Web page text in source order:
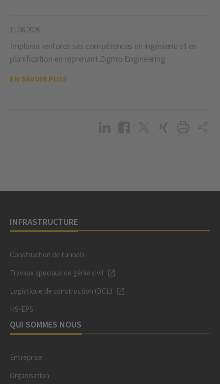
11.06.2026
Implenia renforce ses compétences en ingénierie et en
planification en reprenant Zigmo Engineering
EN SAVOIR PLUS
INFRASTRUCTURE
Construction de tunnels
Travaux speciaux de génie civil
Logistique de construction (BCL)
HS-EPS
QUI SOMMES NOUS
Entreprise
Organisation